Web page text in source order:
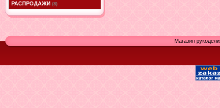
РАСПРОДАЖИ (8)
Магазин